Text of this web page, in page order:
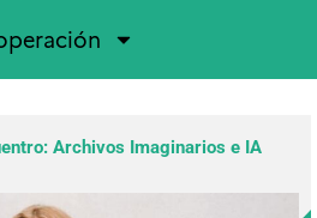
Archivos Imaginarios e IA